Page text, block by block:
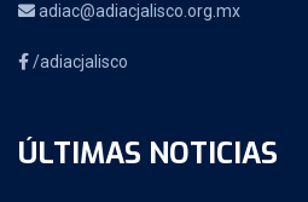
adiac@adiacjalisco.org.mx
/adiacjalisco
ÚLTIMAS NOTICIAS